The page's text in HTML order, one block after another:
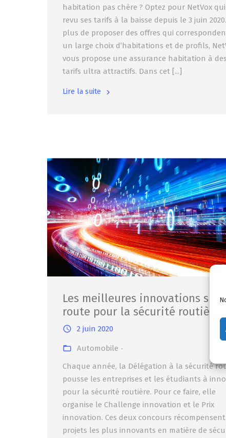
habitation pas chère ? Optez pour NetVox
revu ses tarifs à la baisse depuis le 3 juin
plus de proposer des offres qui
un large choix d’habitations et de profils,
vous propose une assurance habitation à des
tarifs ultra attractifs. Dans cet [...]
Lire la suite
Les meilleures innovations sur
route pour la sécurité routière
2 juin 2020
Automobile
Chaque année, la Délégation à la sécurité
pousse les entreprises et les étudiants à
pour la sécurité routière. Pour ce faire, elle
organise le Challenge innovation et le Prix
innovation. Ces deux concours
projets les plus innovants en matière de